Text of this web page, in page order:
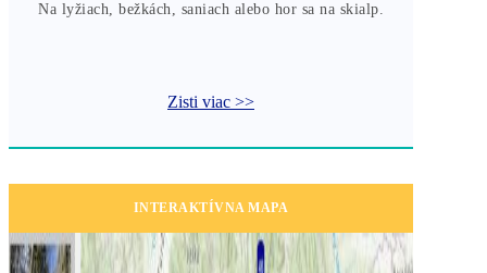
Na lyžiach, bežkách, saniach alebo hor sa na skialp.
Zisti viac >>
INTERAKTÍVNA MAPA